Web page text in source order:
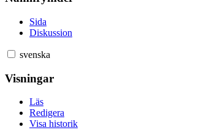
Sida
Diskussion
svenska
Visningar
Läs
Redigera
Visa historik